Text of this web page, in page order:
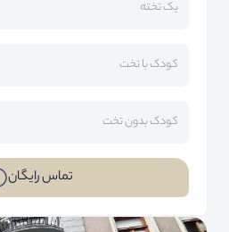
یک تخته
کودک با تخت
کودک بدون تخت
تماس رایگان